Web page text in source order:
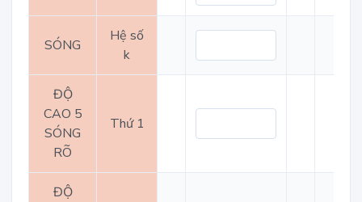
SÓNG
Hệ số
k
ĐỘ
CAO 5
SÓNG
RÕ
Thứ 1
ĐỘ